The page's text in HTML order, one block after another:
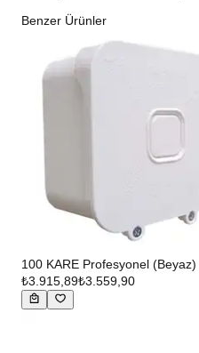
Benzer Ürünler
100 KARE Profesyonel (Beyaz)
₺3.915,89₺3.559,90